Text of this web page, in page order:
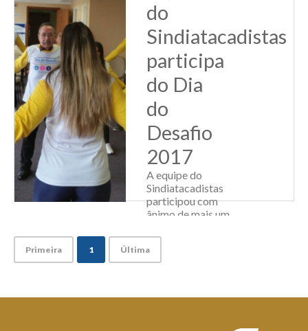
Leia Mais
do
Sindiatacadistas
participa
do Dia
do
Desafio
2017
A equipe do
Sindiatacadistas
participou com
ânimo de mais um
Desafio promovido
pelo Sistema
Fecomércio-
Primeira 1 Última